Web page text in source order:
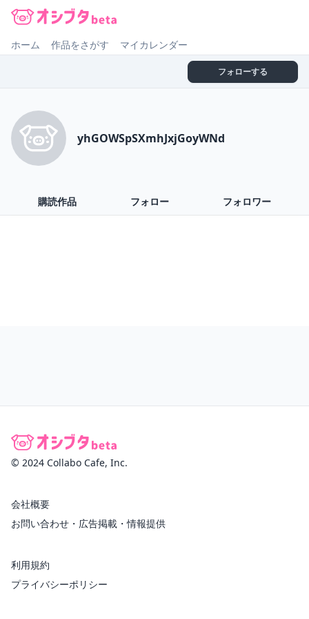
ホーム 作品をさがす マイカレンダー
フォローする
yhGOWSpSXmhJxjGoyWNd
購読作品 フォロー フォロワー
© 2024 Collabo Cafe, Inc.
会社概要
お問い合わせ・広告掲載・情報提供
利用規約
プライバシーポリシー